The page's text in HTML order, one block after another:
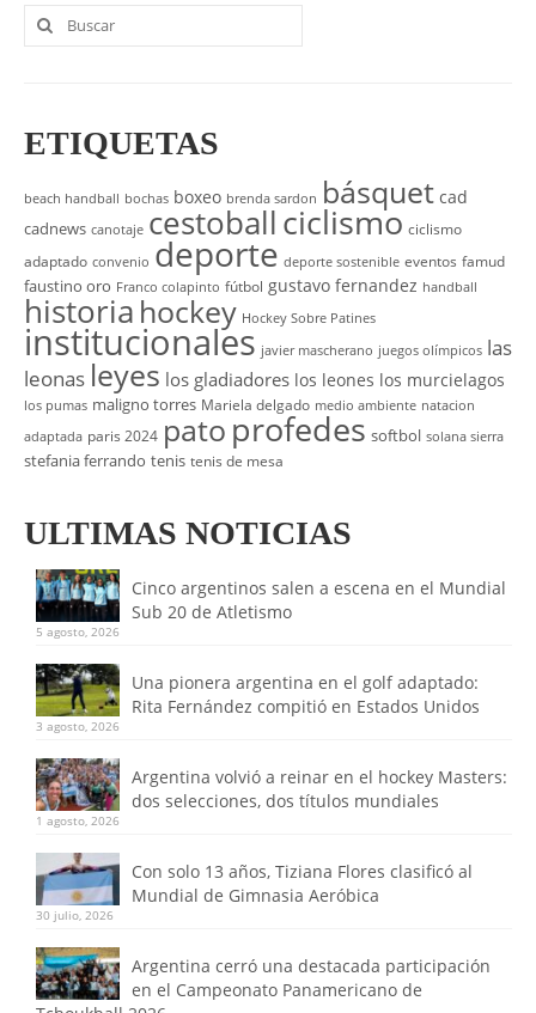
Buscar
por:
ETIQUETAS
beach handball bochas boxeo brenda sardon básquet cad
cadnews canotaje cestoballciclismo ciclismo
adaptado convenio deporte deporte sostenible eventos famud
faustino oro Franco colapinto fútbol gustavo fernandez handball
historia hockey Hockey Sobre Patines
institucionales javier mascherano juegos olímpicos las
leonas leyes los gladiadores los leones los murcielagos
los pumas maligno torres Mariela delgado medio ambiente natacion
adaptada paris 2024 pato profedes softbol solana sierra
stefania ferrando tenis tenis de mesa
ULTIMAS NOTICIAS
Cinco argentinos salen a escena en el Mundial
Sub 20 de Atletismo
5 agosto, 2026
Una pionera argentina en el golf adaptado:
Rita Fernández compitió en Estados Unidos
3 agosto, 2026
Argentina volvió a reinar en el hockey Masters:
dos selecciones, dos títulos mundiales
1 agosto, 2026
Con solo 13 años, Tiziana Flores clasificó al
Mundial de Gimnasia Aeróbica
30 julio, 2026
Argentina cerró una destacada participación
en el Campeonato Panamericano de